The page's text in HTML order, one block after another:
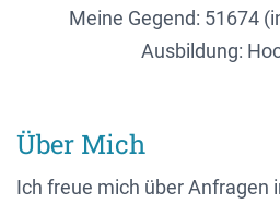
Meine Gegend: 51674
Ausbildung:
Über Mich
Ich freue mich über Anfragen